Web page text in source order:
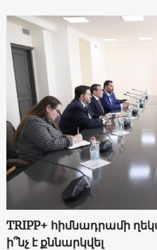
TRIPP+ հիմնադրամի
ի՞նչ է քննարկվել